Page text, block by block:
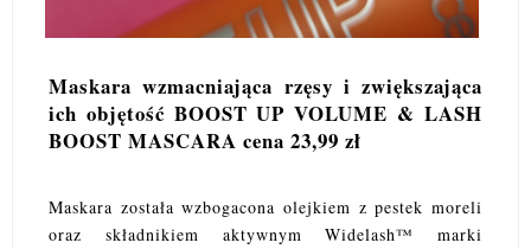
Maskara wzmacniająca rzęsy i zwiększająca
ich objętość BOOST UP VOLUME & LASH
BOOST MASCARA cena 23,99 zł
Maskara została wzbogacona olejkiem z pestek moreli
oraz składnikiem aktywnym Widelash™ marki